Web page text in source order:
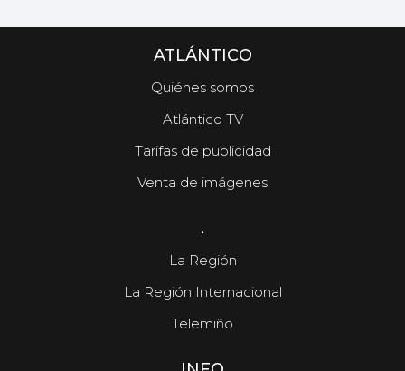
ATLÁNTICO
Quiénes somos
Atlántico TV
Tarifas de publicidad
Venta de imágenes
.
La Región
La Región Internacional
Telemiño